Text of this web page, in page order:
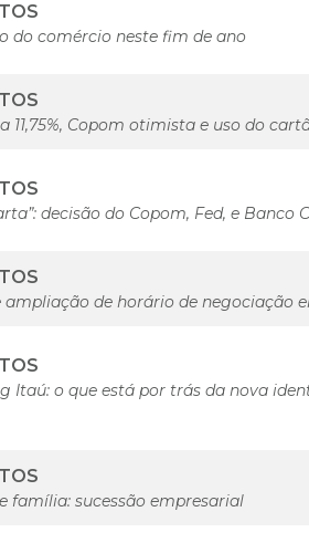
do comércio neste fim de ano
11,75%, Copom otimista e uso do
decisão do Copom, Fed, e Banco
ampliação de horário de negociação
Itaú: o que está por trás da nova
família: sucessão empresarial